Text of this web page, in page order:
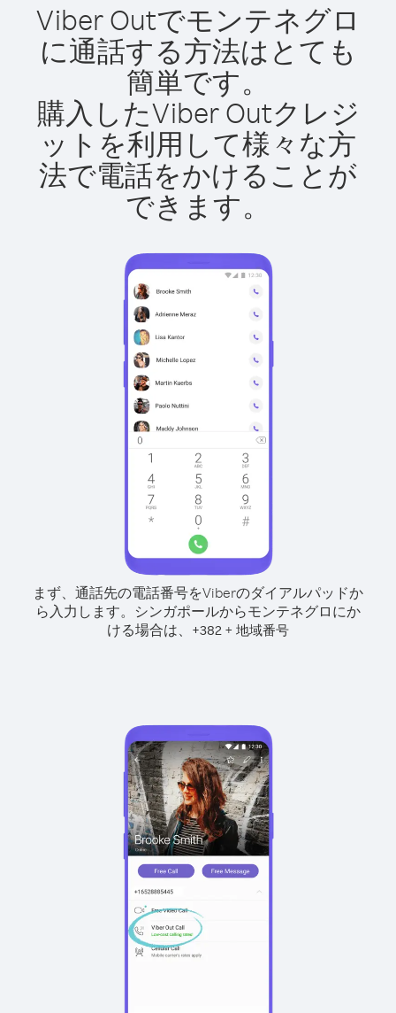
Viber Outでモンテネグロ
に通話する方法はとても
簡単です。
購入したViber Outクレジ
ットを利用して様々な方
法で電話をかけることが
できます。
まず、通話先の電話番号をViberのダイアルパッドか
ら入力します。 シンガポールからモンテネグロにか
ける場合は、 +382 + 地域番号